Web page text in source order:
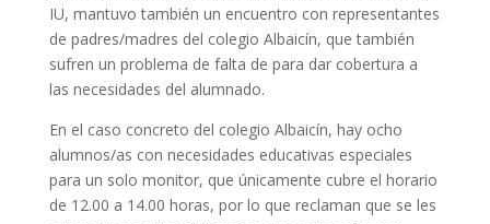
IU, mantuvo también un encuentro con representantes
de padres/madres del colegio Albaicín, que también
sufren un problema de falta de para dar cobertura a
las necesidades del alumnado.
En el caso concreto del colegio Albaicín, hay ocho
alumnos/as con necesidades educativas especiales
para un solo monitor, que únicamente cubre el horario
de 12.00 a 14.00 horas, por lo que reclaman que se les